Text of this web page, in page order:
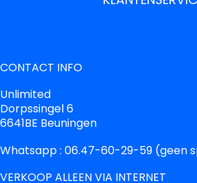
CONTACT INFO
Unlimited
Dorpssingel 6
6641BE Beuningen
Whatsapp : 06.47-60-29-59 (geen
VERKOOP ALLEEN VIA INTERNET